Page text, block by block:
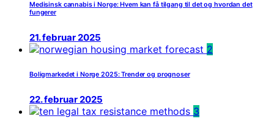
Medisinsk cannabis i Norge: Hvem kan få tilgang til det og hvordan det
fungerer
21. februar 2025
2
Boligmarkedet i Norge 2025: Trender og prognoser
22. februar 2025
3